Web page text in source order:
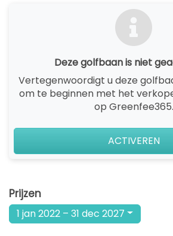
Deze golfbaan is niet
Vertegenwoordigt u deze
om te beginnen met het
op Greenfee365.
ACTIVEREN
Prijzen
1 jan 2022 – 31 dec 2027